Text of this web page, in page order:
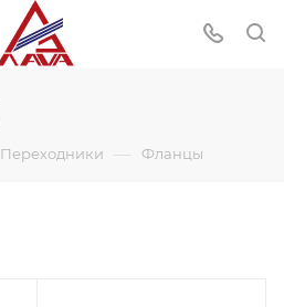
Переходники — Фланцы